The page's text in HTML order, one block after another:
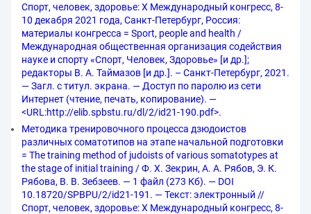
Спорт, человек, здоровье: X Международный конгресс, 8-
10 декабря 2021 года, Санкт-Петербург, Россия:
материалы конгресса = Sport, people and health /
Международная общественная организация содействия
науке и спорту «Спорт, Человек, Здоровье» [и др.];
редакторы В. А. Таймазов [и др.]. – Санкт-Петербург, 2021.
— Загл. с титул. экрана. — Доступ по паролю из сети
Интернет (чтение, печать, копирование). —
<URL:http://elib.spbstu.ru/dl/2/id21-190.pdf>.
Методика тренировочного процесса дзюдоистов
различных соматотипов на этапе начальной подготовки
= The training method of judoists of various somatotypes at
the stage of initial training / Ф. Х. Зекрин, А. А. Рябов, Э. К.
Рябова, В. В. Зебзеев. — 1 файл (273 Кб). — DOI
10.18720/SPBPU/2/id21-191. — Текст: электронный //
Спорт, человек, здоровье: X Международный конгресс, 8-